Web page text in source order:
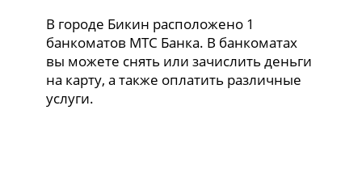
В городе Бикин расположено 1
банкоматов МТС Банка. В банкоматах
вы можете снять или зачислить деньги
на карту, а также оплатить различные
услуги.